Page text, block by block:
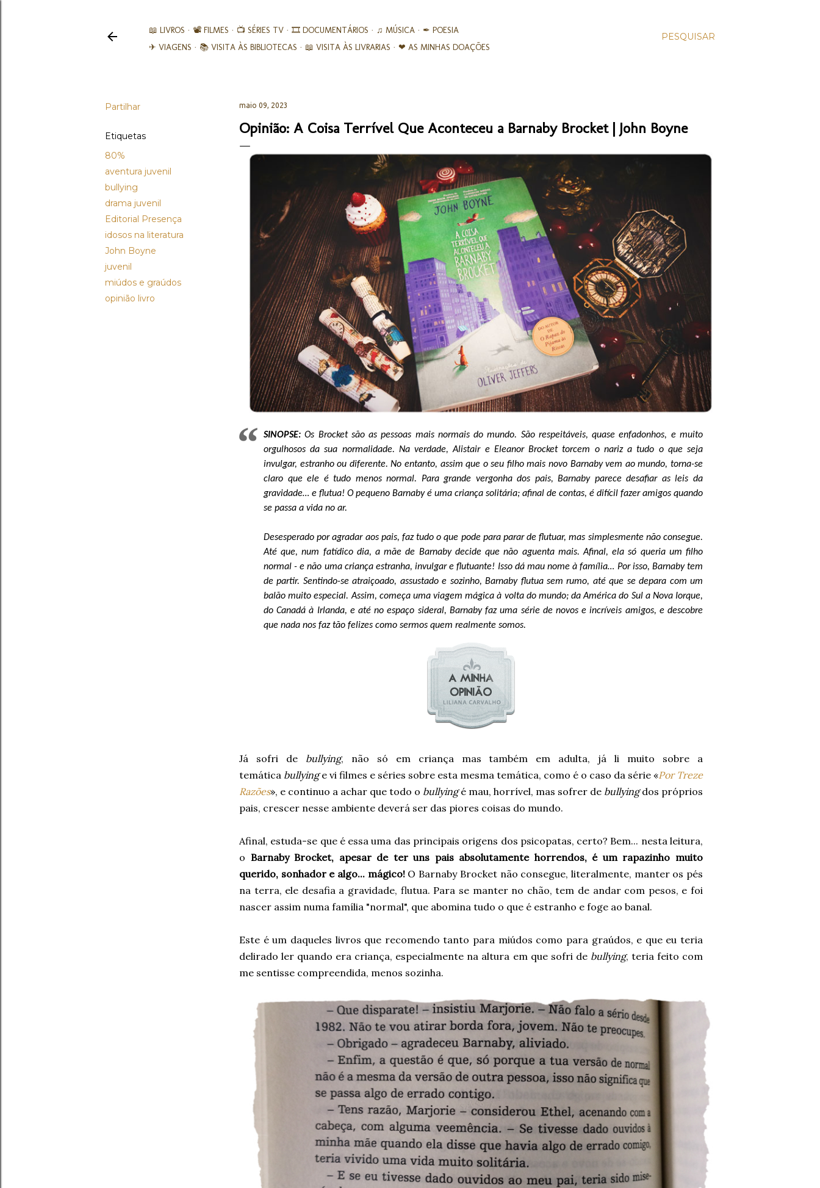
PESQUISAR
📖 LIVROS 📽️ FILMES 📺 SÉRIES TV 🎞︎ DOCUMENTÁRIOS ♫ MÚSICA
✒ POESIA
✈ VIAGENS
📚︎ VISITA ÀS BIBLIOTECAS 📖 VISITA ÀS LIVRARIAS ❤ AS MINHAS DOAÇÕES
Partilhar
Etiquetas
80%
aventura juvenil
bullying
drama juvenil
Editorial Presença
idosos na literatura
John Boyne
juvenil
miúdos e graúdos
opinião livro
maio 09, 2023
Opinião: A Coisa Terrível Que Aconteceu a Barnaby Brocket | John Boyne
SINOPSE:Os Brocket são as pessoas mais normais do mundo. São respeitáveis, quase enfadonhos, e muito
orgulhosos da sua normalidade. Na verdade, Alistair e Eleanor Brocket torcem o nariz a tudo o que seja
invulgar, estranho ou diferente. No entanto, assim que o seu filho mais novo Barnaby vem ao mundo, torna-se
claro que ele é tudo menos normal. Para grande vergonha dos pais, Barnaby parece desafiar as leis da
gravidade… e flutua! O pequeno Barnaby é uma criança solitária; afinal de contas, é difícil fazer amigos quando
se passa a vida no ar.
Desesperado por agradar aos pais, faz tudo o que pode para parar de flutuar, mas simplesmente não consegue.
Até que, num fatídico dia, a mãe de Barnaby decide que não aguenta mais. Afinal, ela só queria um filho
normal - e não uma criança estranha, invulgar e flutuante! Isso dá mau nome à família… Por isso, Barnaby tem
de partir. Sentindo-se atraiçoado, assustado e sozinho, Barnaby flutua sem rumo, até que se depara com um
balão muito especial. Assim, começa uma viagem mágica à volta do mundo; da América do Sul a Nova Iorque,
do Canadá à Irlanda, e até no espaço sideral, Barnaby faz uma série de novos e incríveis amigos, e descobre
que nada nos faz tão felizes como sermos quem realmente somos.
Já sofri de bullying, não só em criança mas também em adulta, já li muito sobre a
temática bullyinge vi filmes e séries sobre esta mesma temática, como é o caso da série «Por Treze
Razões», e continuo a achar que todo o bullyingé mau, horrível, mas sofrer de bullyingdos próprios
pais, crescer nesse ambiente deverá ser das piores coisas do mundo.
Afinal, estuda-se que é essa uma das principais origens dos psicopatas, certo? Bem... nesta leitura,
o Barnaby Brocket, apesar de ter uns pais absolutamente horrendos, é um rapazinho muito
querido, sonhador e algo... mágico! O Barnaby Brocket não consegue, literalmente, manter os pés
na terra, ele desafia a gravidade, flutua. Para se manter no chão, tem de andar com pesos, e foi
nascer assim numa família "normal", que abomina tudo o que é estranho e foge ao banal.
Este é um daqueles livros que recomendo tanto para miúdos como para graúdos, e que eu teria
delirado ler quando era criança, especialmente na altura em que sofri de bullying, teria feito com
me sentisse compreendida, menos sozinha.